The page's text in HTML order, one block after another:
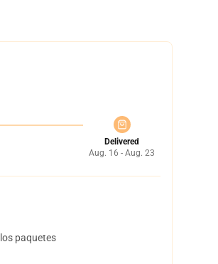
Delivered
Aug. 16 - Aug. 23
paquetes